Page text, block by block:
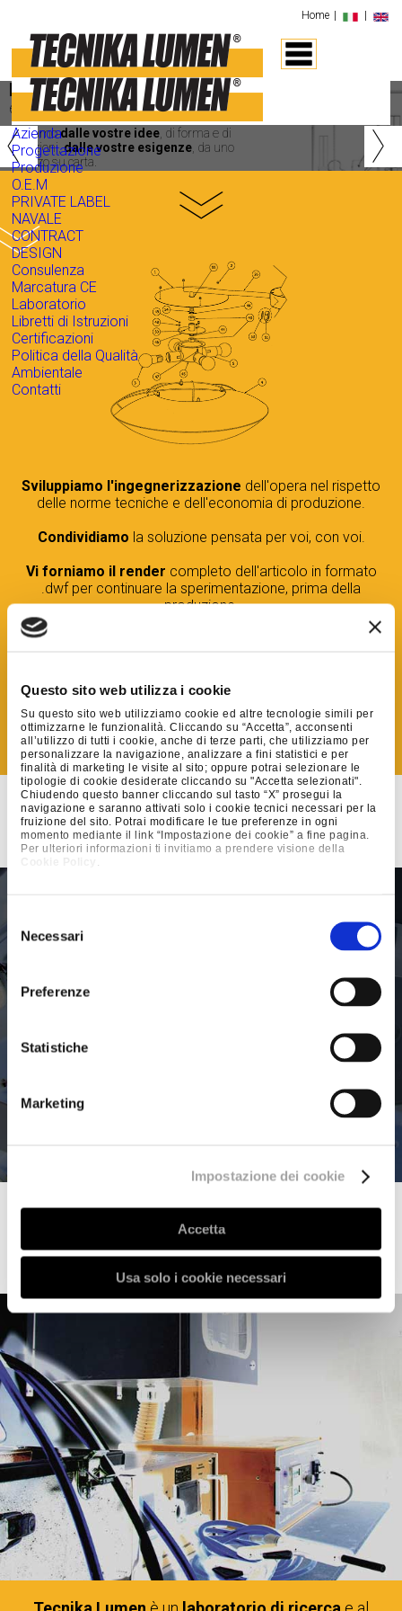
Questo sito web utilizza i cookie
Su questo sito web utilizziamo cookie ed altre tecnologie simili per
ottimizzarne le funzionalità. Cliccando su “Accetta”, acconsenti
all’utilizzo di tutti i cookie, anche di terze parti, che utilizziamo per
personalizzare la navigazione, analizzare a fini statistici e per
finalità di marketing le visite al sito; oppure potrai selezionare le
tipologie di cookie desiderate cliccando su "Accetta selezionati".
Chiudendo questo banner cliccando sul tasto “X” prosegui la
navigazione e saranno attivati solo i cookie tecnici necessari per la
fruizione del sito. Potrai modificare le tue preferenze in ogni
momento mediante il link “Impostazione dei cookie” a fine pagina.
Per ulteriori informazioni ti invitiamo a prendere visione della
del
consenso
Necessari
Preferenze
Statistiche
Marketing
Impostazione dei cookie
Accetta
Usa solo i cookie necessari
Home
Azienda
Progettazione
Produzione
O.E.M
PRIVATE LABEL
NAVALE
CONTRACT
DESIGN
Consulenza
Marcatura CE
Laboratorio
Libretti di Istruzioni
Certificazioni
Politica della Qualità
Ambientale
Contatti
Progettazione
e ingegnerizzazione
Partiamodalle vostre idee , di forma e di
emozioni,dalle vostre esigenze , da uno
schizzo su carta.
‹ ›
»
Sviluppiamo l'ingegnerizzazione dell'opera nel rispetto
delle norme tecniche e dell'economia di produzione.
Condividiamo la soluzione pensata per voi, con voi.
Vi forniamo il render completo dell'articolo in formato
.dwf per continuare la sperimentazione, prima della
produzione.
Scarica anche il nostro progetto d'esempio da usare con
SCARICAIL PROGETTO D'ESEMPIO
Realizziamo prototipi e preserieper
toccare con mano il vostro pensiero,
prima di portarlo al mercato.
Vi accompagniamolungo unpercorso
progettuale e tecnologico
esplorando un universo di materiali,